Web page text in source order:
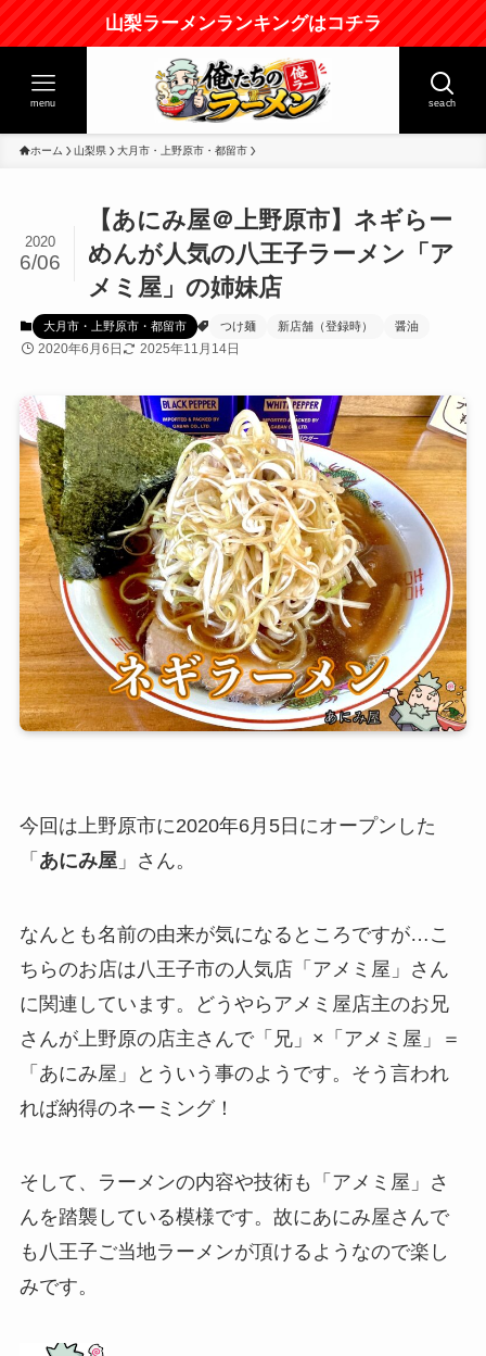
山梨ラーメンランキングはコチラ
seach
menu
ホーム 山梨県 大月市・上野原市・都留市
【あにみ屋＠上野原市】ネギらー
めんが人気の八王子ラーメン「ア
メミ屋」の姉妹店
2020
6/06
大月市・上野原市・都留市 つけ麺 新店舗（登録時） 醤油
2020年6月6日 2025年11月14日
今回は上野原市に2020年6月5日にオープンした
「 あにみ屋」さん。
なんとも名前の由来が気になるところですが…こ
ちらのお店は八王子市の人気店「アメミ屋」さん
に関連しています。どうやらアメミ屋店主のお兄
さんが上野原の店主さんで「兄」×「アメミ屋」＝
「あにみ屋」とういう事のようです。そう言われ
れば納得のネーミング！
そして、ラーメンの内容や技術も「アメミ屋」さ
んを踏襲している模様です。故にあにみ屋さんで
も八王子ご当地ラーメンが頂けるようなので楽し
みです。